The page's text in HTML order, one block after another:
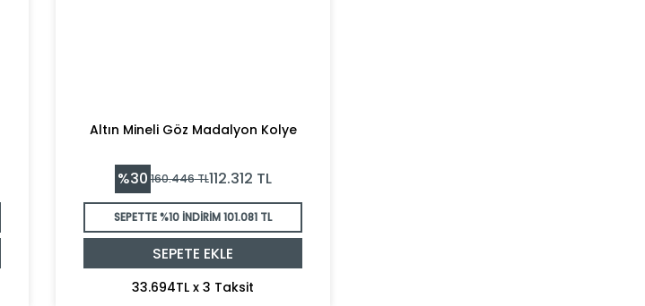
Altın Mineli Göz Madalyon Kolye
%30 160.446TL112.312 TL
SEPETTE %10 İNDİRİM101.081 TL
SEPETE EKLE
33.694TL x 3 Taksit